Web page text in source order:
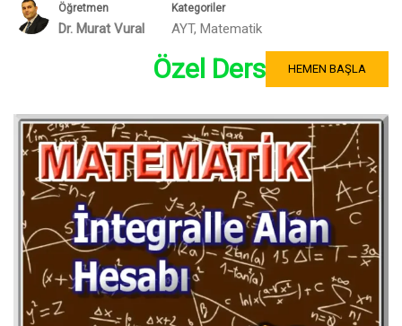
Öğretmen
Dr. Murat Vural
Kategoriler
AYT, Matematik
Özel Ders HEMEN BAŞLA